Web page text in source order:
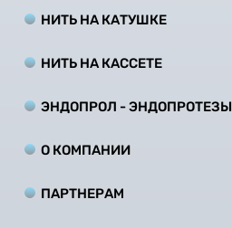
НИТЬ НА КАТУШКЕ
НИТЬ НА КАCCЕТЕ
ЭНДОПРОЛ - ЭНДОПРОТЕЗЫ
О КОМПАНИИ
ПАРТНЕРАМ